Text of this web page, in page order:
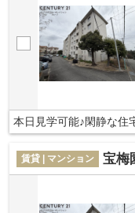
本日見学可能♪閑静な住
賃貸 | マンション 宝梅